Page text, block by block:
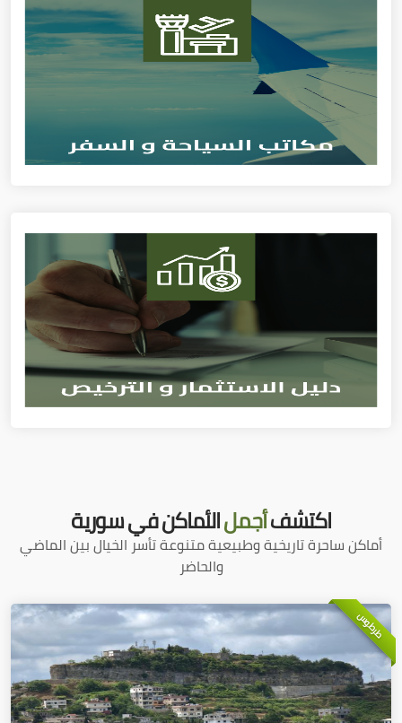
اكتشفأجملالأماكن في سورية
أماكن ساحرة تاريخية وطبيعية متنوعة تأسر الخيال بين الماضي
والحاضر
طرطوس